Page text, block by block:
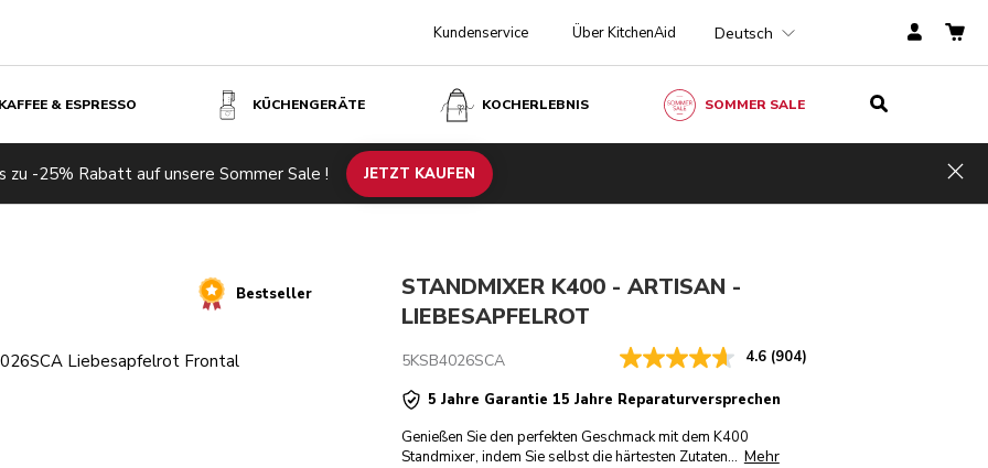
Kundenservice Über KitchenAid Deutsch
& ESPRESSO KÜCHENGERÄTE KOCHERLEBNIS SOMMER SALE
zu -25% Rabatt auf unsere Sommer Sale ! JETZT KAUFEN
Produkte Inspiration Technische Daten BewertungenCHF 278.10
Bestseller
STANDMIXER K400 - ARTISAN -
LIEBESAPFELROT
5KSB4026SCA 4.6 (904)
5 Jahre Garantie 15 Jahre Reparaturversprechen
Genießen Sie den perfekten Geschmack mit dem K400
Standmixer, indem Sie selbst die härtesten Zutaten... Mehr